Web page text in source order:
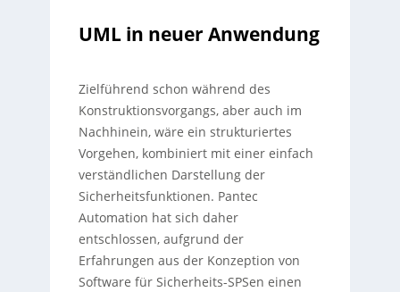
UML in neuer Anwendung
Zielführend schon während des
Konstruktionsvorgangs, aber auch im
Nachhinein, wäre ein strukturiertes
Vorgehen, kombiniert mit einer einfach
verständlichen Darstellung der
Sicherheitsfunktionen. Pantec
Automation hat sich daher
entschlossen, aufgrund der
Erfahrungen aus der Konzeption von
Software für Sicherheits-SPSen einen